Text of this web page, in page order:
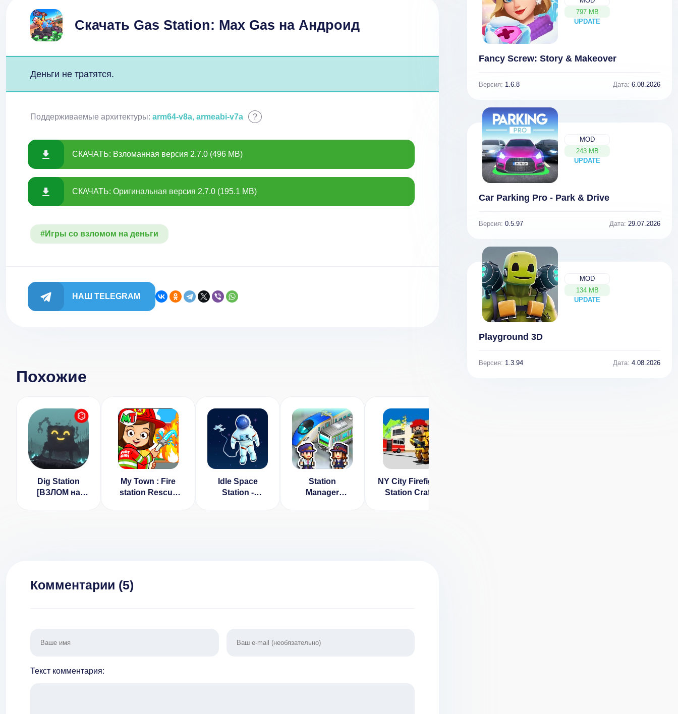
Скачать Gas Station: Max Gas на Андроид
Деньги не тратятся.
Поддерживаемые архитектуры: arm64-v8a, armeabi-v7a ?
СКАЧАТЬ: Взломанная версия 2.7.0 (496 MB)
СКАЧАТЬ: Оригинальная версия 2.7.0 (195.1 MB)
#Игры со взломом на деньги
НАШ TELEGRAM
Похожие
Dig Station
[ВЗЛОМ на
My Town : Fire
station Rescue
Idle Space
Station -
Station
Manager
NY City Firefighter
Station Craft &
Комментарии (5)
Текст комментария:
797 MB
UPDATE
NEW
Fancy Screw: Story & Makeover
Версия: 1.6.8 Дата: 6.08.2026
MOD
243 MB
UPDATE
NEW
Car Parking Pro - Park & Drive
Версия: 0.5.97 Дата: 29.07.2026
MOD
134 MB
UPDATE
NEW
Playground 3D
Версия: 1.3.94 Дата: 4.08.2026